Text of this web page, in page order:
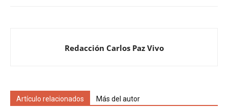
Redacción Carlos Paz Vivo
Artículo relacionados Más del autor